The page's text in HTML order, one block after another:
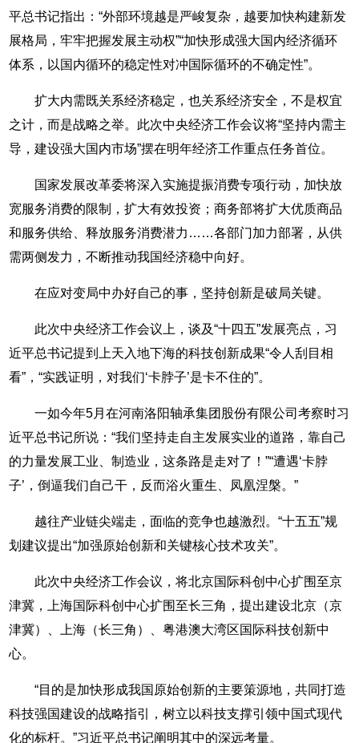
平总书记指出：“外部环境越是严峻复杂，越要加快构建新发
展格局，牢牢把握发展主动权”“加快形成强大国内经济循环
体系，以国内循环的稳定性对冲国际循环的不确定性”。
扩大内需既关系经济稳定，也关系经济安全，不是权宜
之计，而是战略之举。此次中央经济工作会议将“坚持内需主
导，建设强大国内市场”摆在明年经济工作重点任务首位。
国家发展改革委将深入实施提振消费专项行动，加快放
宽服务消费的限制，扩大有效投资；商务部将扩大优质商品
和服务供给、释放服务消费潜力……各部门加力部署，从供
需两侧发力，不断推动我国经济稳中向好。
在应对变局中办好自己的事，坚持创新是破局关键。
此次中央经济工作会议上，谈及“十四五”发展亮点，习
近平总书记提到上天入地下海的科技创新成果“令人刮目相
看”，“实践证明，对我们‘卡脖子’是卡不住的”。
一如今年5月在河南洛阳轴承集团股份有限公司考察时习
近平总书记所说：“我们坚持走自主发展实业的道路，靠自己
的力量发展工业、制造业，这条路是走对了！”“遭遇‘卡脖
子’，倒逼我们自己干，反而浴火重生、凤凰涅槃。”
越往产业链尖端走，面临的竞争也越激烈。“十五五”规
划建议提出“加强原始创新和关键核心技术攻关”。
此次中央经济工作会议，将北京国际科创中心扩围至京
津冀，上海国际科创中心扩围至长三角，提出建设北京（京
津冀）、上海（长三角）、粤港澳大湾区国际科技创新中
心。
“目的是加快形成我国原始创新的主要策源地，共同打造
科技强国建设的战略指引，树立以科技支撑引领中国式现代
化的标杆。”习近平总书记阐明其中的深远考量。